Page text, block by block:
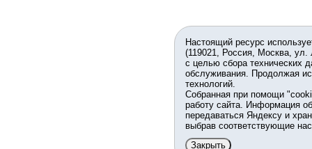
Настоящий ресурс
(119021, Россия, Москва,
с целью сбора технических
обслуживания. Продолжая
технологий.
Собранная при помощи
работу сайта. Информация
передаваться Яндексу и
выбрав соответствующие
Закрыть